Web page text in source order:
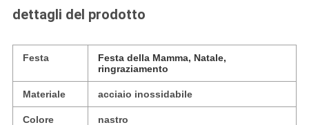
dettagli del prodotto
Festa
Festa della Mamma, Natale,
ringraziamento
Materiale acciaio inossidabile
Colore nastro